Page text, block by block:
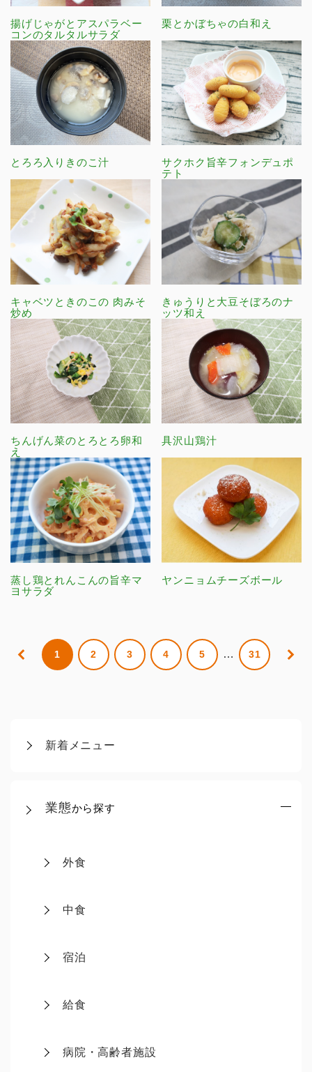
新着メニュー
業態から探す
外食
中食
宿泊
給食
病院・高齢者施設
揚げじゃがとアスパラベー
コンのタルタルサラダ
栗とかぼちゃの白和え
とろろ入りきのこ汁
サクホク旨辛フォンデュポ
テト
キャベツときのこの 肉みそ
炒め
きゅうりと大豆そぼろのナ
ッツ和え
ちんげん菜のとろとろ卵和
え
具沢山鶏汁
蒸し鶏とれんこんの旨辛マ
ヨサラダ
ヤンニョムチーズボール
1 2 3 4 5 … 31